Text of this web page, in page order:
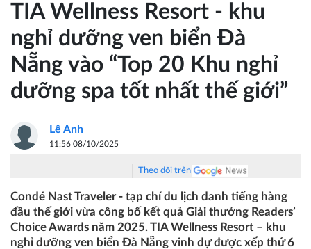
TIA Wellness Resort - khu
nghỉ dưỡng ven biển Đà
Nẵng vào “Top 20 Khu nghỉ
dưỡng spa tốt nhất thế giới”
Lê Anh
11:56 08/10/2025
Theo dõi trên
Condé Nast Traveler - tạp chí du lịch danh tiếng hàng
đầu thế giới vừa công bố kết quả Giải thưởng Readers’
Choice Awards năm 2025. TIA Wellness Resort – khu
nghỉ dưỡng ven biển Đà Nẵng vinh dự được xếp thứ 6